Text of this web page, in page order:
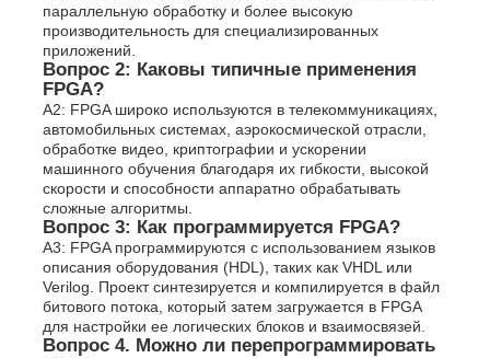
параллельную обработку и более высокую
производительность для специализированных
приложений.
Вопрос 2: Каковы типичные применения
FPGA?
A2: FPGA широко используются в телекоммуникациях,
автомобильных системах, аэрокосмической отрасли,
обработке видео, криптографии и ускорении
машинного обучения благодаря их гибкости, высокой
скорости и способности аппаратно обрабатывать
сложные алгоритмы.
Вопрос 3: Как программируется FPGA?
A3: FPGA программируются с использованием языков
описания оборудования (HDL), таких как VHDL или
Verilog. Проект синтезируется и компилируется в файл
битового потока, который затем загружается в FPGA
для настройки ее логических блоков и взаимосвязей.
Вопрос 4. Можно ли перепрограммировать